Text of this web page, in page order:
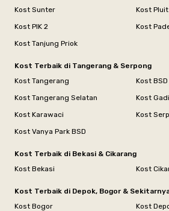
Kost Sunter
Kost Pluit
Kost PIK 2
Kost
Kost Tanjung Priok
Kost Terbaik di Tangerang & Serpong
Kost Tangerang
Kost BSD
Kost Tangerang Selatan
Kost
Kost Karawaci
Kost
Kost Vanya Park BSD
Kost Terbaik di Bekasi & Cikarang
Kost Bekasi
Kost
Kost Terbaik di Depok, Bogor &
Kost Bogor
Kost